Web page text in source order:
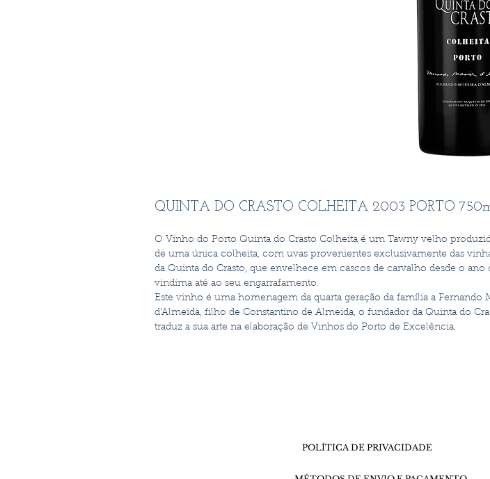
QUINTA DO CRASTO COLHEITA 2003 PORTO
O Vinho do Porto Quinta do Crasto Colheita é um Tawny velho
de uma única colheita, com uvas provenientes exclusivamente das
da Quinta do Crasto, que envelhece em cascos de carvalho desde o ano
vindima até ao seu engarrafamento.
Este vinho é uma homenagem da quarta geração da família a Fernando
d’Almeida, filho de Constantino de Almeida, o fundador da Quinta do
traduz a sua arte na elaboração de Vinhos do Porto de Excelência.
POLÍTICA DE PRIVACIDADE